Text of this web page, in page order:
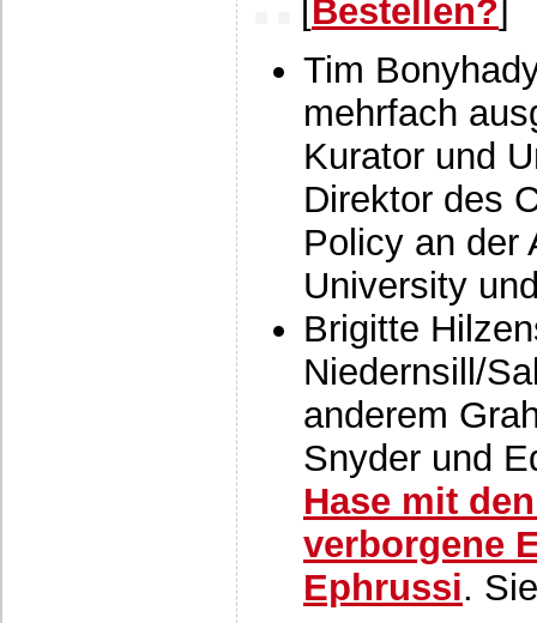
[Bestellen?]
Tim
mehrfach
Kurator und
Direktor des
Policy an der
University
Brigitte
Niedernsill/
anderem
Snyder und
Hase mit
verborgene
Ephrussi.